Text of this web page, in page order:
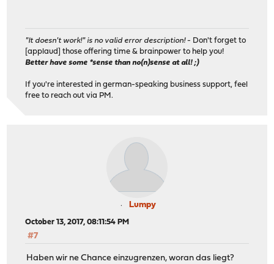
"It doesn't work!" is no valid error description!- Don't forget to
[applaud] those offering time & brainpower to help you!
Better have some *sense than no(n)sense at all! ;)
If you're interested in german-speaking business support, feel
free to reach out via PM.
Lumpy
October 13, 2017, 08:11:54 PM
#7
Haben wir ne Chance einzugrenzen, woran das liegt?